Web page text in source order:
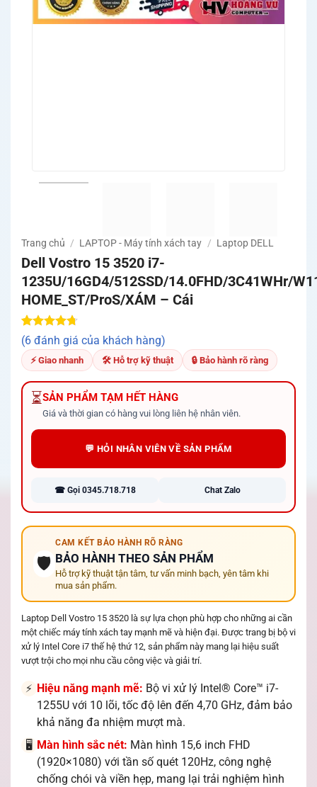
Trang chủ / LAPTOP - Máy tính xách tay / Laptop DELL
Dell Vostro 15 3520 i7-
1235U/16GD4/512SSD/14.0FHD/3C41WHr/
HOME_ST/ProS/XÁM – Cái
4.67trên
5 dựa trên
6
đánh giá
(6 đánh giá của khách hàng)
⚡ Giao nhanh 🛠 Hỗ trợ kỹ thuật 🔒 Bảo hành rõ ràng
⏳SẢN PHẨM TẠM HẾT HÀNG
Giá và thời gian có hàng vui lòng liên hệ nhân viên.
💬 HỎI NHÂN VIÊN VỀ SẢN PHẨM
☎ Gọi 0345.718.718 Chat Zalo
🛡️
CAM KẾT BẢO HÀNH RÕ RÀNG
BẢO HÀNH THEO SẢN PHẨM
Hỗ trợ kỹ thuật tận tâm, tư vấn minh bạch, yên tâm khi
mua sản phẩm.
Laptop Dell Vostro 15 3520 là sự lựa chọn phù hợp cho những ai cần
một chiếc máy tính xách tay mạnh mẽ và hiện đại. Được trang bị bộ vi
xử lý Intel Core i7 thế hệ thứ 12, sản phẩm này mang lại hiệu suất
vượt trội cho mọi nhu cầu công việc và giải trí.
⚡ Hiệu năng mạnh mẽ: Bộ vi xử lý Intel® Core™ i7-
1255U với 10 lõi, tốc độ lên đến 4,70 GHz, đảm bảo
khả năng đa nhiệm mượt mà.
🖥️ Màn hình sắc nét: Màn hình 15,6 inch FHD
(1920×1080) với tần số quét 120Hz, công nghệ
chống chói và viền hẹp, mang lại trải nghiệm hình